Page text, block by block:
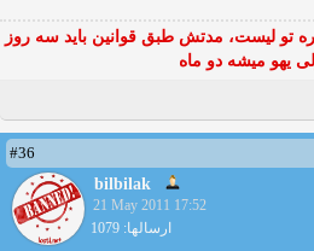
تو لیست، مدتش طبق قوانین باید سه روز
یهو میشه دو ماه
#36
bilbilak
21 May 2011 17:52
ارسالها: 1079